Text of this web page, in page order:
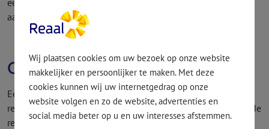
Wij plaatsen cookies om uw bezoek op onze website
makkelijker en persoonlijker te maken. Met deze
cookies kunnen wij uw internetgedrag op onze
website volgen en zo de website, advertenties en
social media beter op u en uw interesses afstemmen.
een tekort aan financiële middelen voor je oude dag? Vraag
aan je financieel adviseur om advies.
Over­rentewinstdeling
Een manier die bedacht is om winst te verdelen is over­
rentewinstdeling. Bij over­rentewinstdeling gaan wij uit van de
rente die in je voor­waarden staat. Een instantie buiten Reaal,